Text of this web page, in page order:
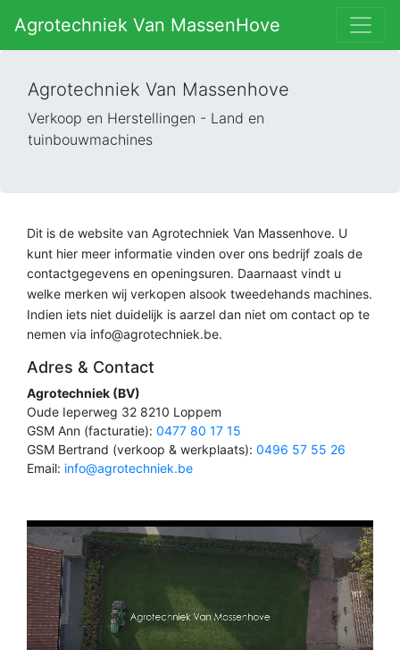
Agrotechniek Van MassenHove
Agrotechniek Van Massenhove
Verkoop en Herstellingen - Land en
tuinbouwmachines
Dit is de website van Agrotechniek Van Massenhove. U
kunt hier meer informatie vinden over ons bedrijf zoals de
contactgegevens en openingsuren. Daarnaast vindt u
welke merken wij verkopen alsook tweedehands machines.
Indien iets niet duidelijk is aarzel dan niet om contact op te
nemen via info@agrotechniek.be.
Adres & Contact
Agrotechniek (BV)
Oude Ieperweg 32 8210 Loppem
GSM Ann (facturatie): 0477 80 17 15
GSM Bertrand (verkoop & werkplaats): 0496 57 55 26
Email: info@agrotechniek.be